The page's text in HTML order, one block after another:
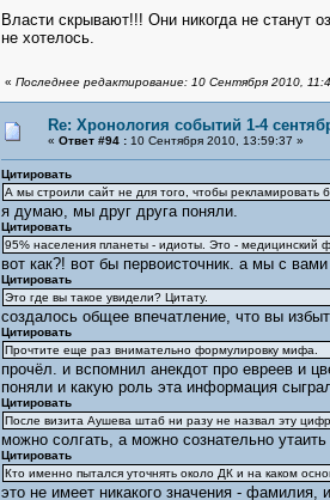
Власти скрывают!!! Они никогда не станут
не хотелось.
« Последнее редактирование: 10 Сентября 2010,
Re: Хронология событий 1-4
« Ответ #94 : 10 Сентября 2010, 13:59:37 »
Цитировать
А мы строили сайт не для того, чтобы рекламировать
я думаю, мы друг друга поняли.
Цитировать
95% населения планеты - идиоты. Это - медицинский
вот как?! вот бы первоисточник. а мы с
Цитировать
Это где вы такое увидели? Цитату.
создалось общее впечатление, что вы
Цитировать
Прочтите еще раз внимательно формулировку мифа.
прочёл. и вспомнил анекдот про евреев и
поняли и какую роль эта информация
Цитировать
После визита Аушева штаб ни разу не назвал эту
можно солгать, а можно сознательно
Цитировать
Кто именно пытался уточнять около ДК и на каком
это не имеет никакого значения -